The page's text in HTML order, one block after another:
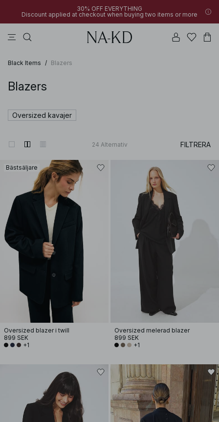
30% OFF EVERYTHING
Discount applied at checkout when buying two items or more
Black Items / Blazers
Blazers
Oversized kavajer
24 Alternativ FILTRERA
Bästsäljare
Oversized blazer i twill
899 SEK
+1
Oversized melerad blazer
899 SEK
+1